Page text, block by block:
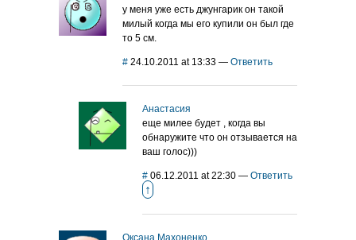
у меня уже есть джунгарик он такой
милый когда мы его купили он был где
то 5 см.
# 24.10.2011 at 13:33 — Ответить
Анастасия
еще милее будет , когда вы
обнаружите что он отзывается на
ваш голос)))
# 06.12.2011 at 22:30 — Ответить
↑
Оксана Махоненко